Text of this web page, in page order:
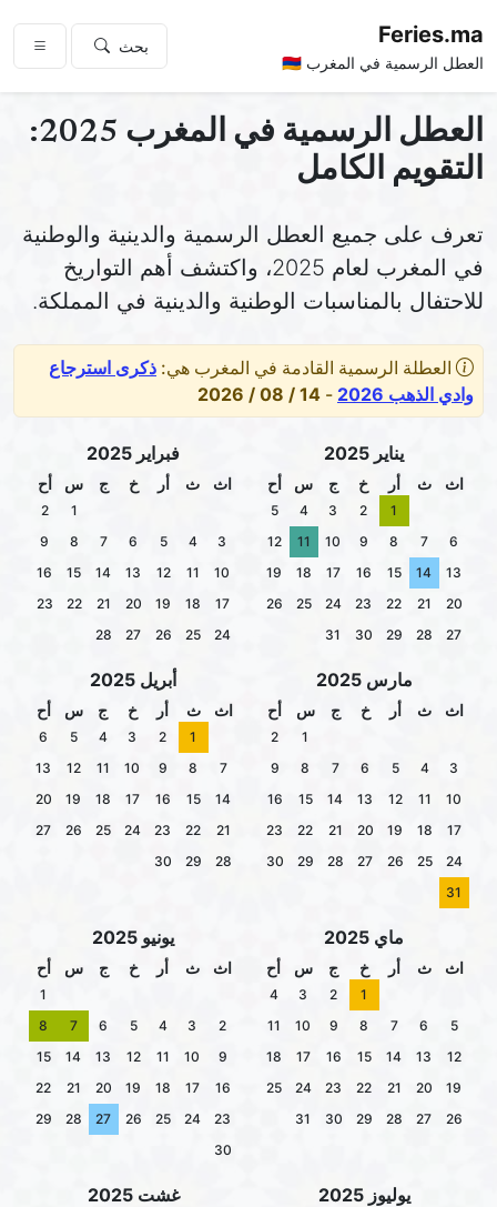
Feries.ma
العطل الرسمية في المغرب 🇲🇦
بحث
العطل الرسمية في المغرب 2025:
التقويم الكامل
تعرف على جميع العطل الرسمية والدينية والوطنية
في المغرب لعام 2025، واكتشف أهم التواريخ
للاحتفال بالمناسبات الوطنية والدينية في المملكة.
العطلة الرسمية القادمة في المغرب هي: ذكرى استرجاع
وادي الذهب 2026
-
14 / 08 / 2026
يناير 2025
اث ث أر خ ج س أح
1
2
3
4
5
6
7
8
9
10
11
12
13
14
15
16
17
18
19
20
21
22
23
24
25
26
27
28
29
30
31
فبراير 2025
اث ث أر خ ج س أح
1
2
3
4
5
6
7
8
9
10
11
12
13
14
15
16
17
18
19
20
21
22
23
24
25
26
27
28
مارس 2025
اث ث أر خ ج س أح
1
2
3
4
5
6
7
8
9
10
11
12
13
14
15
16
17
18
19
20
21
22
23
24
25
26
27
28
29
30
31
أبريل 2025
اث ث أر خ ج س أح
1
2
3
4
5
6
7
8
9
10
11
12
13
14
15
16
17
18
19
20
21
22
23
24
25
26
27
28
29
30
ماي 2025
اث ث أر خ ج س أح
1
2
3
4
5
6
7
8
9
10
11
12
13
14
15
16
17
18
19
20
21
22
23
24
25
26
27
28
29
30
31
يونيو 2025
اث ث أر خ ج س أح
1
2
3
4
5
6
7
8
9
10
11
12
13
14
15
16
17
18
19
20
21
22
23
24
25
26
27
28
29
30
يوليوز 2025 غشت 2025